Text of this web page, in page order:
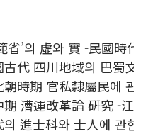
省’의 虛와 實 -民國時
代 四川地域의 巴蜀
時期 官私隸屬民에
漕運改革論 硏究 -江
進士科와 士人에 관